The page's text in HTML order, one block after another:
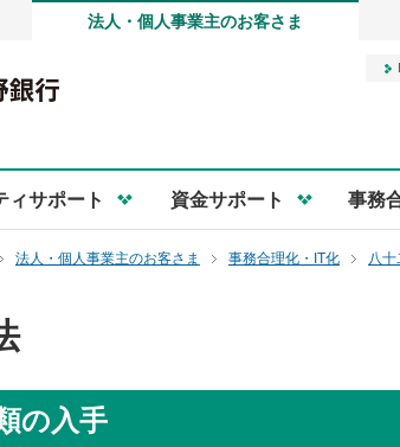
法人・個人事業主のお客さま
ィサポート 資金サポート 事務
法人・個人事業主のお客さま 事務合理化・IT化 八
の入手